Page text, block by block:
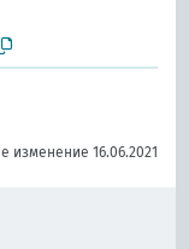
изменение 16.06.2021